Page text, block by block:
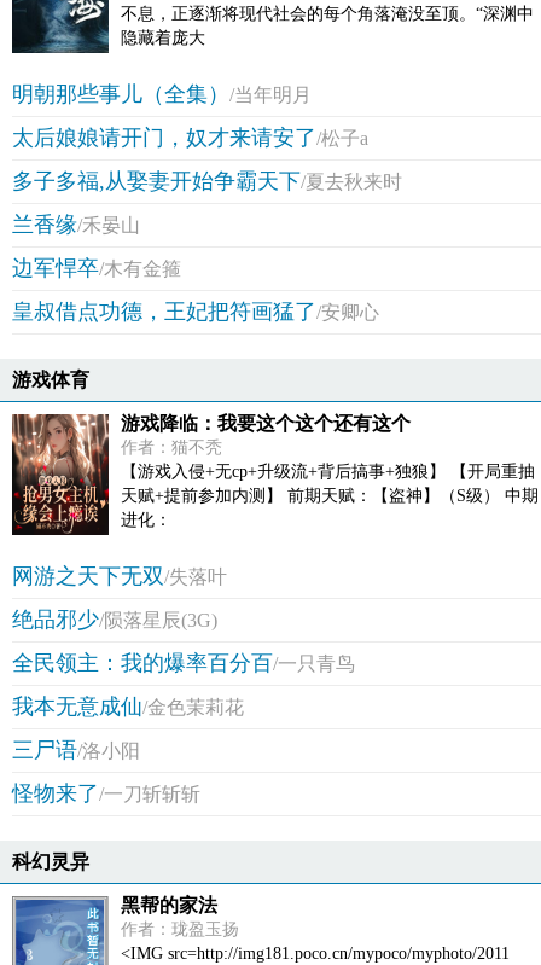
不息，正逐渐将现代社会的每个角落淹没至顶。“深渊中
隐藏着庞大
明朝那些事儿（全集） /当年明月
太后娘娘请开门，奴才来请安了/松子a
多子多福,从娶妻开始争霸天下/夏去秋来时
兰香缘/禾晏山
边军悍卒/木有金箍
皇叔借点功德，王妃把符画猛了/安卿心
游戏体育
游戏降临：我要这个这个还有这个
作者：猫不秃
【游戏入侵+无cp+升级流+背后搞事+独狼】 【开局重抽
天赋+提前参加内测】 前期天赋：【盗神】（S级） 中期
进化：
网游之天下无双/失落叶
绝品邪少/陨落星辰(3G)
全民领主：我的爆率百分百/一只青鸟
我本无意成仙/金色茉莉花
三尸语/洛小阳
怪物来了/一刀斩斩斩
科幻灵异
黑帮的家法
作者：珑盈玉扬
<IMG src=http://img181.poco.cn/mypoco/myphoto/2011